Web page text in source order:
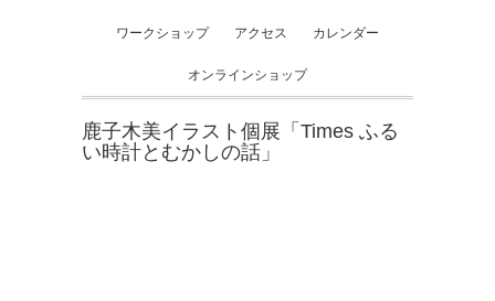
ワークショップ アクセス カレンダー
オンラインショップ
鹿子木美イラスト個展「Times ふる
い時計とむかしの話」